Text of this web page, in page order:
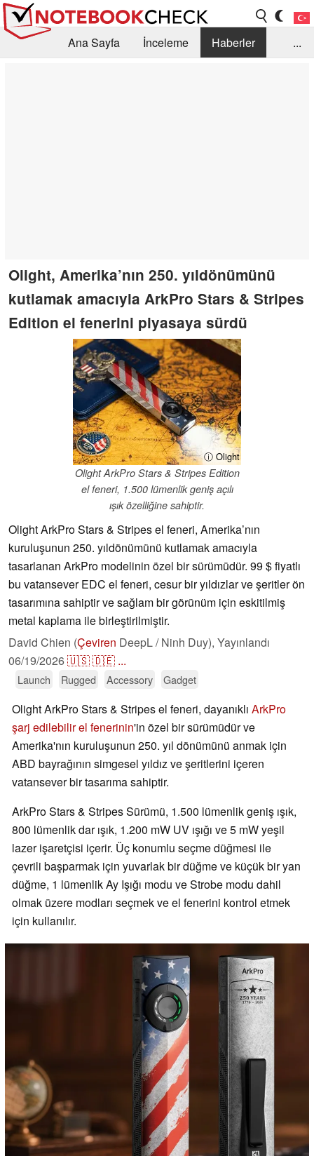
Ana Sayfa İnceleme
Haberler
...
Olight, Amerika’nın 250. yıldönümünü
kutlamak amacıyla ArkPro Stars & Stripes
Edition el fenerini piyasaya sürdü
ⓘ Olight
Olight ArkPro Stars & Stripes Edition
el feneri, 1.500 lümenlik geniş açılı
ışık özelliğine sahiptir.
Olight ArkPro Stars & Stripes el feneri, Amerika’nın
kuruluşunun 250. yıldönümünü kutlamak amacıyla
tasarlanan ArkPro modelinin özel bir sürümüdür. 99 $ fiyatlı
bu vatansever EDC el feneri, cesur bir yıldızlar ve şeritler ön
tasarımına sahiptir ve sağlam bir görünüm için eskitilmiş
metal kaplama ile birleştirilmiştir.
David Chien (Çeviren DeepL / Ninh Duy), Yayınlandı
06/19/2026🇺🇸🇩🇪 ...
Launch Rugged Accessory Gadget
Olight ArkPro Stars & Stripes el feneri, dayanıklı ArkPro
şarj edilebilir el fenerinin'in özel bir sürümüdür ve
Amerika'nın kuruluşunun 250. yıl dönümünü anmak için
ABD bayrağının simgesel yıldız ve şeritlerini içeren
vatansever bir tasarıma sahiptir.
ArkPro Stars & Stripes Sürümü, 1.500 lümenlik geniş ışık,
800 lümenlik dar ışık, 1.200 mW UV ışığı ve 5 mW yeşil
lazer işaretçisi içerir. Üç konumlu seçme düğmesi ile
çevrili başparmak için yuvarlak bir düğme ve küçük bir yan
düğme, 1 lümenlik Ay Işığı modu ve Strobe modu dahil
olmak üzere modları seçmek ve el fenerini kontrol etmek
için kullanılır.